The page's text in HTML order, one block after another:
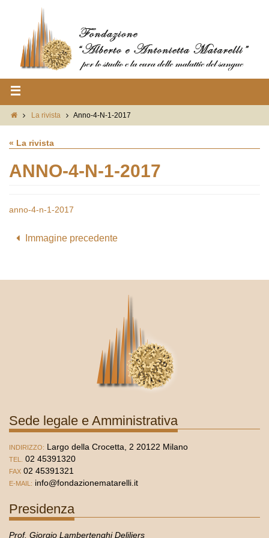
La rivista Anno-4-N-1-2017
« La rivista
ANNO-4-N-1-2017
anno-4-n-1-2017
Immagine precedente
Sede legale e Amministrativa
INDIRIZZO: Largo della Crocetta, 2 20122 Milano
TEL. 02 45391320
FAX 02 45391321
E-MAIL: info@fondazionematarelli.it
Presidenza
Prof. Giorgio Lambertenghi Deliliers